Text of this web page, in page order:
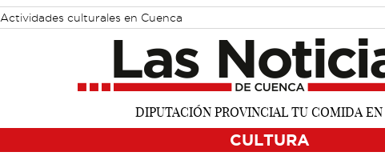
Actividades culturales en Cuenca
CULTURA